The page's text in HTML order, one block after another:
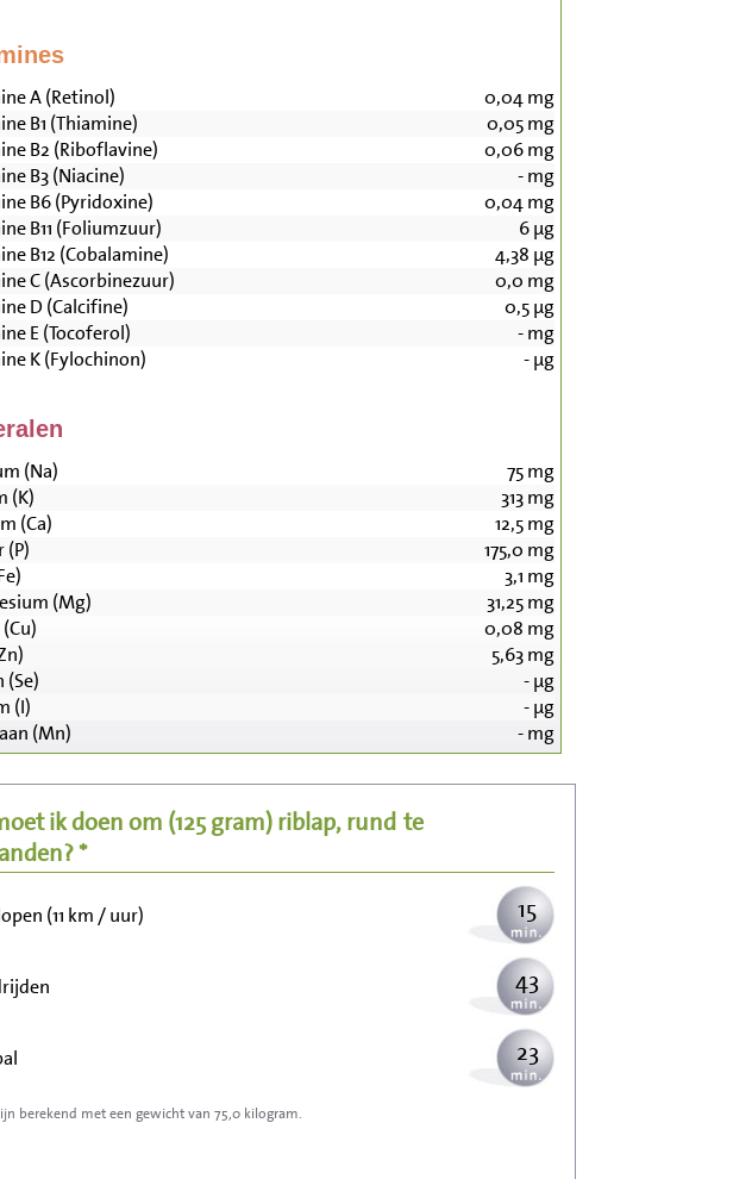
A (Retinol) 0,04mg
B1 (Thiamine)
0,05mg
B2 (Riboflavine)
0,06mg
B3 (Niacine)
-mg
B6 (Pyridoxine)
0,04mg
B11 (Foliumzuur)
6µg
B12 (Cobalamine)
4,38 µg
C (Ascorbinezuur)
0,0 mg
D (Calcifine)
0,5µg
E (Tocoferol)
-mg
K (Fylochinon)
-µg
(Na) 75mg
(K)
313mg
(Ca)
12,5mg
(P)
175,0 mg
3,1 mg
(Mg)
31,25mg
0,08 mg
5,63mg
(Se)
-µg
(I)
-µg
(Mn)
-mg
ik doen om (125 gram)riblap, rund te
*
tv kijken 155
(5 km/uur)
(11 km / uur) 15
43
23
berekend met een gewicht van 75,0 kilogram.